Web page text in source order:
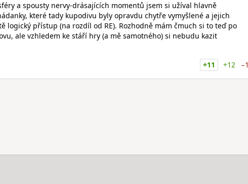
a spousty nervy-drásajících momentů jsem si užíval hlavně
které tady kupodivu byly opravdu chytře vymyšlené a jejich
logický přístup (na rozdíl od RE). Rozhodně mám čmuch si to teď po
ale vzhledem ke stáří hry (a mě samotného) si nebudu kazit
+11
+12 −1